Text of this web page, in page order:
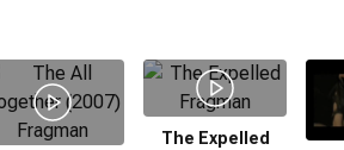
The Expelled